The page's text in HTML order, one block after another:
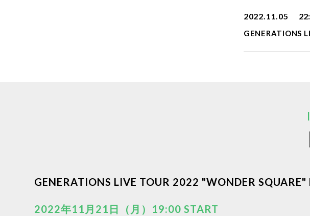
2022.11.05
GENERATIONS
GENERATIONS LIVE TOUR 2022 "WONDER
2022年11月21日（月）19:00 START